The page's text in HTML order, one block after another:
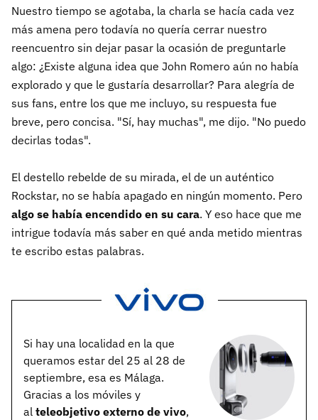
Nuestro tiempo se agotaba, la charla se hacía cada vez
más amena pero todavía no quería cerrar nuestro
reencuentro sin dejar pasar la ocasión de preguntarle
algo: ¿Existe alguna idea que John Romero aún no había
explorado y que le gustaría desarrollar? Para alegría de
sus fans, entre los que me incluyo, su respuesta fue
breve, pero concisa. "Sí, hay muchas", me dijo. "No puedo
decirlas todas".
El destello rebelde de su mirada, el de un auténtico
Rockstar, no se había apagado en ningún momento. Pero
algo se había encendido en su cara. Y eso hace que me
intrigue todavía más saber en qué anda metido mientras
te escribo estas palabras.
Si hay una localidad en la que
queramos estar del 25 al 28 de
septiembre, esa es Málaga.
Gracias a los móviles y
al teleobjetivo externo de vivo,